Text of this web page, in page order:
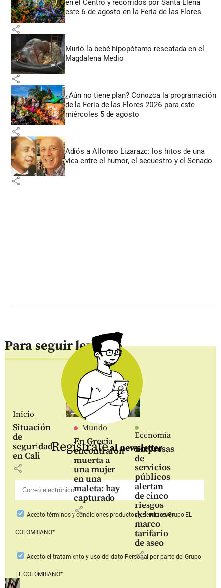
en el Centro y recorridos por Santa Elena
este 6 de agosto en la Feria de las Flores
share
Murió la bebé hipopótamo rescatada en el
Magdalena Medio
share
¿Aún no tiene plan? Conozca la programación
de la Feria de las Flores 2026 para este
miércoles 5 de agosto
share
Adiós a Alfonso Lizarazo: los hitos de una
vida entre el humor, el secuestro y el Senado
share
Para seguir leyendo
Inicio
Situación
de
seguridad
en Cali
share
Mundo
En Grecia
encontraron
muerta a
una mujer
en una
maleta: hay
capturado
share
Economía
Empresas
de
servicios
públicos
alertan
de cinco
riesgos
del nuevo
marco
tarifario
de aseo
share
Regístrateal newsletter
Aceptotérminos y condiciones productos y serviciosGrupo EL
COLOMBIANO*
Acepto el tratamiento y uso del dato Personal por parte del Grupo
EL COLOMBIANO*